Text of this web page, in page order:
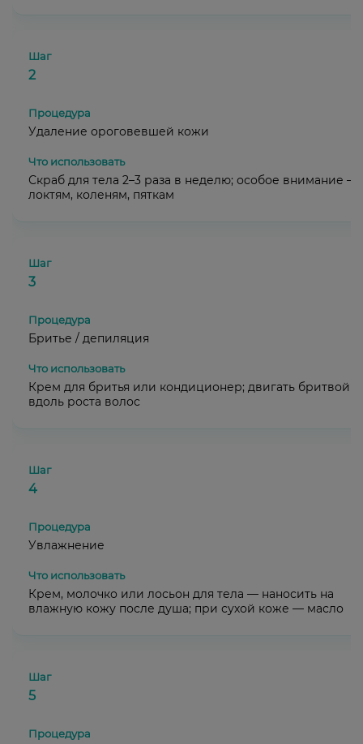
2
Удаление ороговевшей кожи
Скраб для тела 2–3 раза в неделю; особое внимание —
локтям, коленям, пяткам
3
Бритье / депиляция
Крем для бритья или кондиционер; двигать бритвой
вдоль роста волос
4
Увлажнение
Крем, молочко или лосьон для тела — наносить на
влажную кожу после душа; при сухой коже — масло
5